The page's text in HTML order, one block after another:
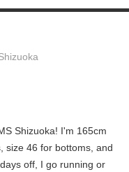
Shizuoka! I'm 165cm
size 46 for bottoms, and
off, I go running or